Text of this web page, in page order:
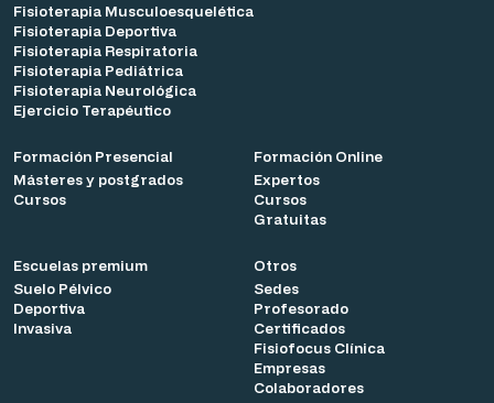
Fisioterapia Musculoesquelética
Fisioterapia Deportiva
Fisioterapia Respiratoria
Fisioterapia Pediátrica
Fisioterapia Neurológica
Ejercicio Terapéutico
Formación Presencial
Másteres y postgrados
Cursos
Formación Online
Expertos
Cursos
Gratuitas
Escuelas premium
Suelo Pélvico
Deportiva
Invasiva
Otros
Sedes
Profesorado
Certificados
Fisiofocus Clínica
Empresas
Colaboradores